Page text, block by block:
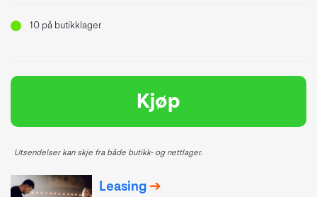
10 på butikklager
Kjøp
Utsendelser kan skje fra både butikk- og nettlager.
Leasing